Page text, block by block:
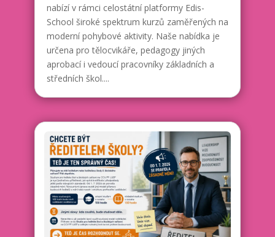
nabízí v rámci celostátní platformy Edis-
School široké spektrum kurzů zaměřených na
moderní pohybové aktivity. Naše nabídka je
určena pro tělocvikáře, pedagogy jiných
aprobací i vedoucí pracovníky základních a
středních škol....